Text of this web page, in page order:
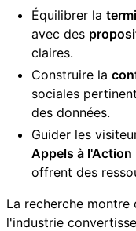
Équilibrer la
avec des
claires.
Construire la
sociales
des données.
Guider les
Appels à l'Action
offrent des
La recherche montre
l'industrie